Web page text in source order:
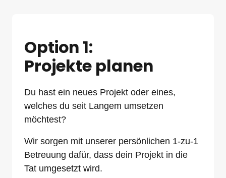
Option 1:
Projekte planen
Du hast ein neues Projekt oder eines,
welches du seit Langem umsetzen
möchtest?
Wir sorgen mit unserer persönlichen 1-zu-1
Betreuung dafür, dass dein Projekt in die
Tat umgesetzt wird.